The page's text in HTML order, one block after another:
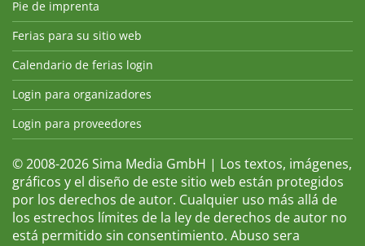
Pie de imprenta
Ferias para su sitio web
Calendario de ferias login
Login para organizadores
Login para proveedores
© 2008-2026 Sima Media GmbH | Los textos, imágenes,
gráficos y el diseño de este sitio web están protegidos
por los derechos de autor. Cualquier uso más allá de
los estrechos límites de la ley de derechos de autor no
está permitido sin consentimiento. Abuso sera